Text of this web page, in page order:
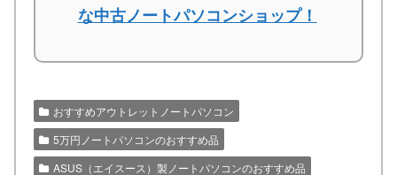
な中古ノートパソコンショップ！
おすすめアウトレットノートパソコン
5万円ノートパソコンのおすすめ品
ASUS（エイスース）製ノートパソコンのおすすめ品